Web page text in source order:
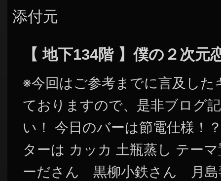
添付元
【 地下134階 】僕の２次
※今回はご参考までに言及した
ておりますので、是非ブログ
い！ 今日のバーは節電仕様！
ターは カッカ 土瓶蒸し テー
ーださん 黒柳小鉄さん 月